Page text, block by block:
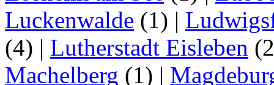
Luckenwalde (1) |
(4) | Lutherstadt Eisleben
Machelberg (1) |